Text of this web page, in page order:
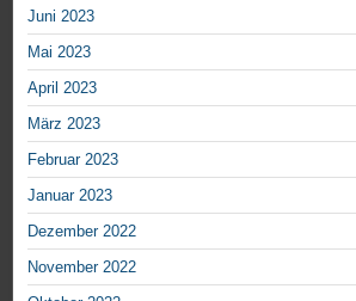
Juni 2023
Mai 2023
April 2023
März 2023
Februar 2023
Januar 2023
Dezember 2022
November 2022